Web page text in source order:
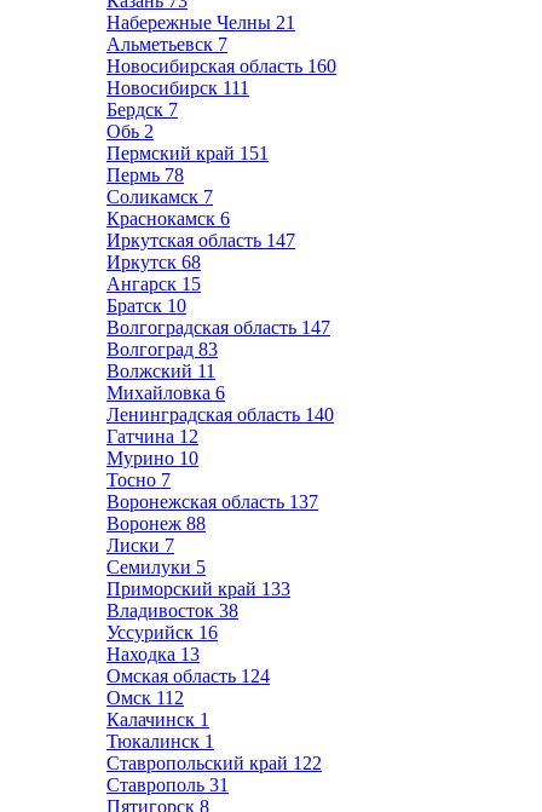
Набережные Челны 21
Альметьевск 7
Новосибирская область 160
Новосибирск 111
Бердск 7
Обь 2
Пермский край 151
Пермь 78
Соликамск 7
Краснокамск 6
Иркутская область 147
Иркутск 68
Ангарск 15
Братск 10
Волгоградская область 147
Волгоград 83
Волжский 11
Михайловка 6
Ленинградская область 140
Гатчина 12
Мурино 10
Тосно 7
Воронежская область 137
Воронеж 88
Лиски 7
Семилуки 5
Приморский край 133
Владивосток 38
Уссурийск 16
Находка 13
Омская область 124
Омск 112
Калачинск 1
Тюкалинск 1
Ставропольский край 122
Ставрополь 31
Пятигорск 8